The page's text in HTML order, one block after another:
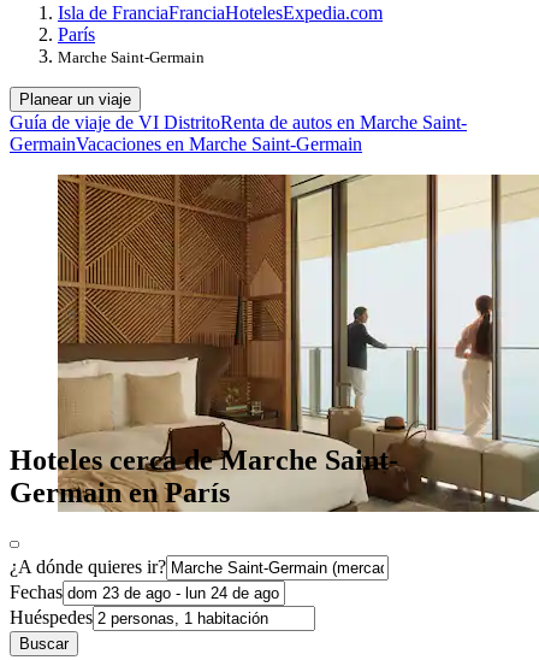
Isla de FranciaFranciaHotelesExpedia.com
París
Marche Saint-Germain
Planear un viaje
Guía de viaje de VI DistritoRenta de autos en Marche Saint-
GermainVacaciones en Marche Saint-Germain
Hoteles cerca de Marche Saint-
Germain en París
¿A dónde quieres ir?
Fechas
Huéspedes
Buscar